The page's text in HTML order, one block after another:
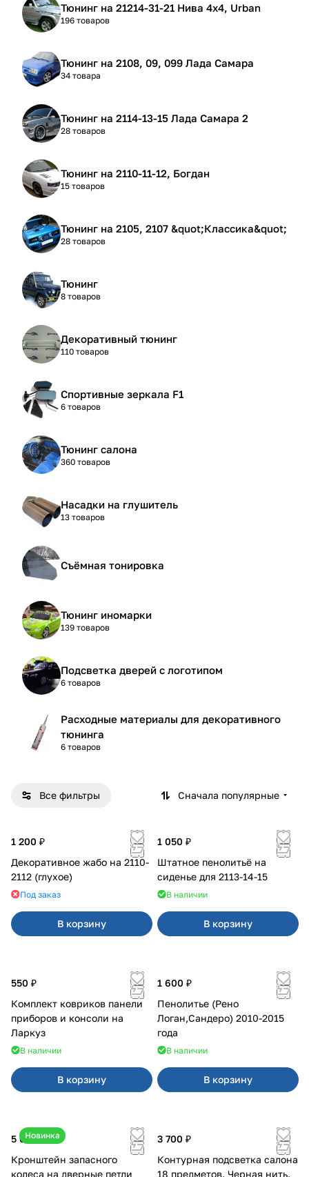
Тюнинг на 21214-31-21 Нива 4х4, Urban
196 товаров
Тюнинг на 2108, 09, 099 Лада Самара
34 товара
Тюнинг на 2114-13-15 Лада Самара 2
28 товаров
Тюнинг на 2110-11-12, Богдан
15 товаров
Тюнинг на 2105, 2107 &quot;Классика&quot;
28 товаров
Тюнинг
8 товаров
Декоративный тюнинг
110 товаров
Спортивные зеркала F1
6 товаров
Тюнинг салона
360 товаров
Насадки на глушитель
13 товаров
Съёмная тонировка
Тюнинг иномарки
139 товаров
Подсветка дверей с логотипом
6 товаров
Расходные материалы для декоративного
тюнинга
6 товаров
Все фильтры Сначала популярные
1 200 ₽
Декоративное жабо на 2110-
2112 (глухое)
Под заказ
В корзину
1 050 ₽
Штатное пенолитьё на
сиденье для 2113-14-15
В наличии
В корзину
550 ₽
Комплект ковриков панели
приборов и консоли на
Ларкуз
В наличии
В корзину
1 600 ₽
Пенолитье (Рено
Логан,Сандеро) 2010-2015
года
В наличии
В корзину
Новинка
5 050 ₽
Кронштейн запасного
колеса на дверные петли
3 700 ₽
Контурная подсветка салона
18 предметов. Черная нить.